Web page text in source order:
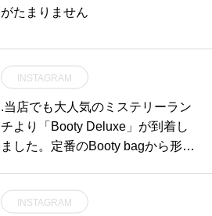
がたまりません
INSTAGRAM
.当店でも大人気のミステリーラン
チより「Booty Deluxe」が到着し
ました。定番のBooty bagから形を
へは止水仕様のファスナーを開閉
INSTAGRAM